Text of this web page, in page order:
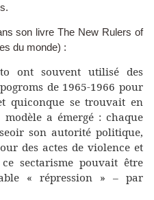
son livre The New Rulers of
du monde) :
ont souvent utilisé des
de 1965-1966 pour
quiconque se trouvait en
a émergé : chaque
son autorité politique,
des actes de violence et
sectarisme pouvait être
« répression » – par